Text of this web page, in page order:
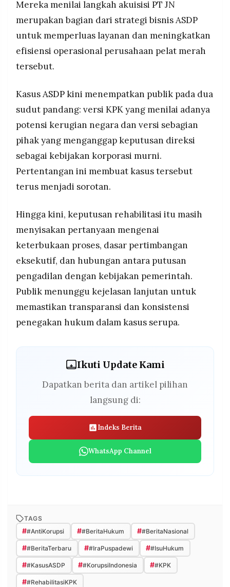
Mereka menilai langkah akuisisi PT JN
merupakan bagian dari strategi bisnis ASDP
untuk memperluas layanan dan meningkatkan
efisiensi operasional perusahaan pelat merah
tersebut.
KasusASDPkini menempatkan publik pada dua
sudut pandang: versi KPK yang menilai adanya
potensi kerugian negara dan versi sebagian
pihak yang menganggap keputusan direksi
sebagai kebijakan korporasi murni.
Pertentangan ini membuat kasus tersebut
terus menjadi sorotan.
Hingga kini, keputusan rehabilitasi itu masih
menyisakan pertanyaan mengenai
keterbukaan proses, dasar pertimbangan
eksekutif, dan hubungan antara putusan
pengadilan dengan kebijakan pemerintah.
Publik menunggu kejelasan lanjutan untuk
memastikan transparansi dan konsistensi
penegakan hukum dalam kasus serupa.
Ikuti Update Kami
Dapatkan berita dan artikel pilihan
langsung di:
Indeks Berita
WhatsApp Channel
TAGS
##AntiKorupsi ##BeritaHukum ##BeritaNasional
##BeritaTerbaru ##IraPuspadewi ##IsuHukum
##KasusASDP ##KorupsiIndonesia ##KPK
##RehabilitasiKPK